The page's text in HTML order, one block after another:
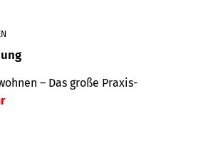
– Das große Praxis-